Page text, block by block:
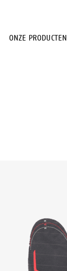
ONZE PRODUCTEN